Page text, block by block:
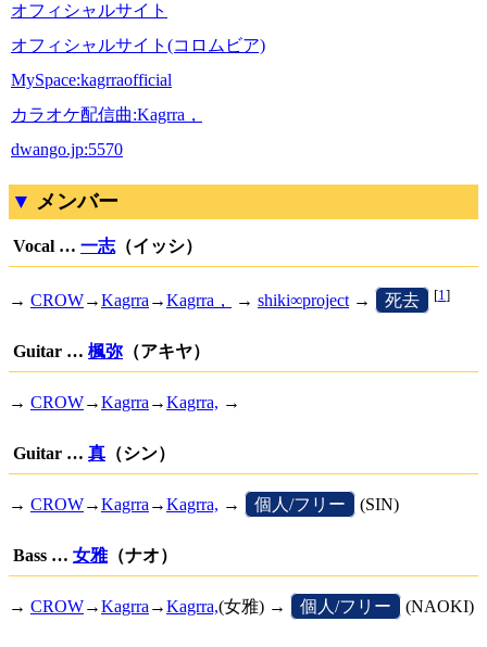
オフィシャルサイト
オフィシャルサイト(コロムビア)
MySpace:kagrraofficial
カラオケ配信曲:Kagrra，
dwango.jp:5570
メンバー
Vocal … 一志 （イッシ）
→ CROW→Kagrra →Kagrra， → shiki∞project → 死去 [1]
Guitar … 楓弥 （アキヤ）
→ CROW→Kagrra →Kagrra, →
Guitar … 真 （シン）
→ CROW→Kagrra →Kagrra, → 個人/フリー (SIN)
Bass … 女雅（ナオ）
→ CROW→Kagrra →Kagrra,(女雅) → 個人/フリー (NAOKI)